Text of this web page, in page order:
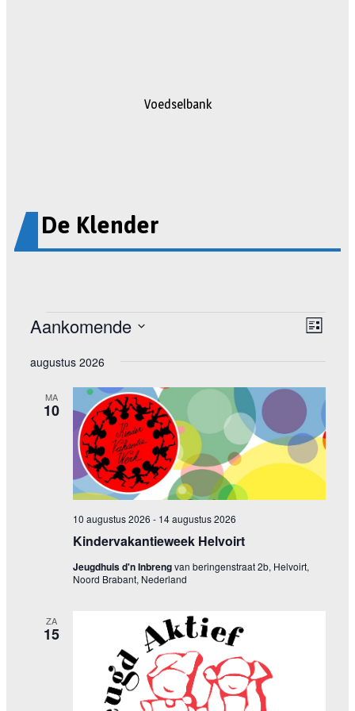
Voedselbank
De Klender